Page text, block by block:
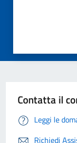
Contatta il
Leggi le
Richiedi